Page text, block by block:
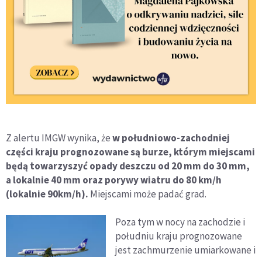
Z alertu IMGW wynika, żew południowo-zachodniej
części kraju prognozowane są burze, którym miejscami
będą towarzyszyć opady deszczu od 20 mm do 30 mm,
a lokalnie 40 mm oraz porywy wiatru do 80 km/h
(lokalnie 90km/h). Miejscami może padać grad.
Poza tym w nocy na zachodzie i
południu kraju prognozowane
jest zachmurzenie umiarkowane i